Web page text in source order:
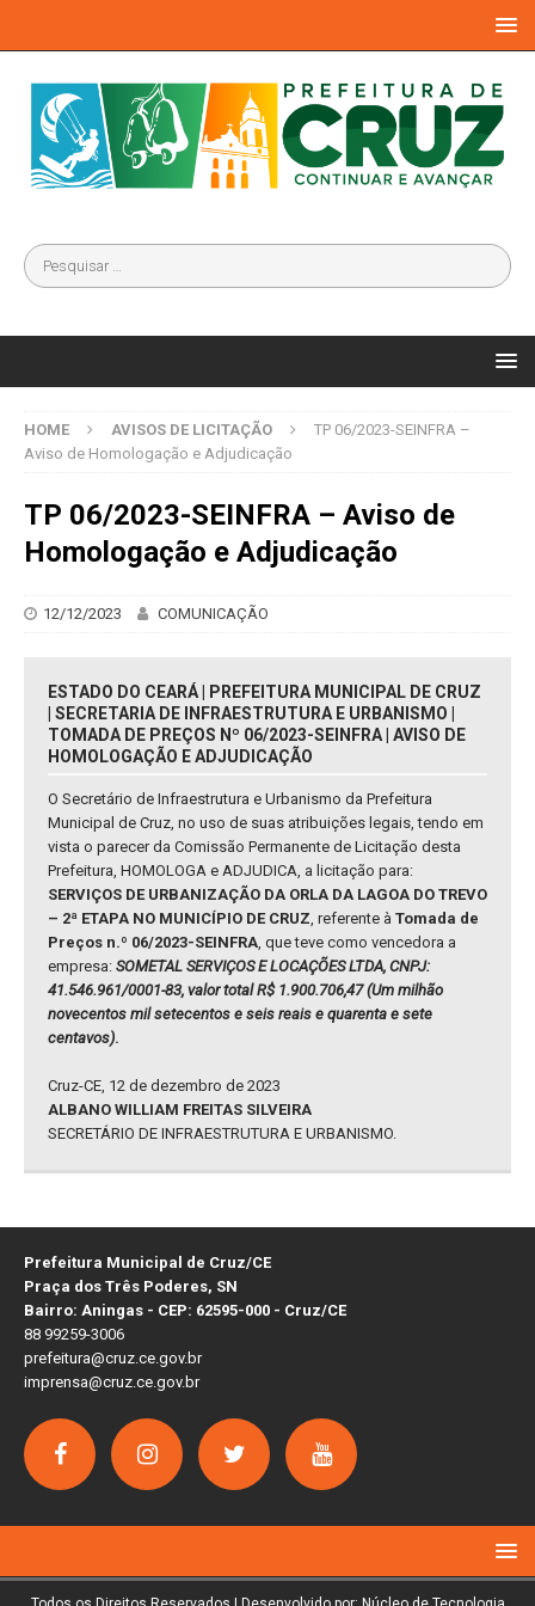
HOME AVISOS DE LICITAÇÃO
TP 06/2023-SEINFRA –
Aviso de Homologação e Adjudicação
TP 06/2023-SEINFRA – Aviso de
Homologação e Adjudicação
12/12/2023 COMUNICAÇÃO
ESTADO DO CEARÁ | PREFEITURA MUNICIPAL DE CRUZ
| SECRETARIA DE INFRAESTRUTURA E URBANISMO |
TOMADA DE PREÇOS Nº 06/2023-SEINFRA | AVISO DE
HOMOLOGAÇÃO E ADJUDICAÇÃO
O Secretário de Infraestrutura e Urbanismo da Prefeitura
Municipal de Cruz, no uso de suas atribuições legais, tendo em
vista o parecer da Comissão Permanente de Licitação desta
Prefeitura, HOMOLOGA e ADJUDICA, a licitação para:
SERVIÇOS DE URBANIZAÇÃO DA ORLA DA LAGOA DO TREVO
– 2ª ETAPA NO MUNICÍPIO DE CRUZ, referente à Tomada de
Preços n.º 06/2023-SEINFRA, que teve como vencedora a
empresa: SOMETAL SERVIÇOS E LOCAÇÕES LTDA, CNPJ:
41.546.961/0001-83, valor total R$ 1.900.706,47 (Um milhão
novecentos mil setecentos e seis reais e quarenta e sete
centavos).
Cruz-CE, 12 de dezembro de 2023
ALBANO WILLIAM FREITAS SILVEIRA
SECRETÁRIO DE INFRAESTRUTURA E URBANISMO.
Prefeitura Municipal de Cruz/CE
Praça dos Três Poderes, SN
Bairro: Aningas - CEP: 62595-000 - Cruz/CE
88 99259-3006
prefeitura@cruz.ce.gov.br
imprensa@cruz.ce.gov.br